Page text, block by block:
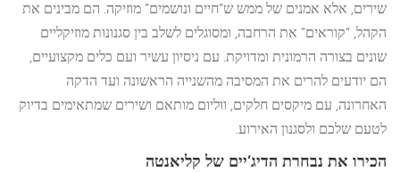
שירים, אלא אמנים של ממש ש”חיים ונושמים” מוזיקה. הם מבינים את
הקהל, “קוראים” את הרחבה, ומסוגלים לשלב בין סגנונות מוזיקליים
שונים בצורה הרמונית ומדויקת. עם ניסיון עשיר ועם כלים מקצועיים,
הם יודעים להרים את המסיבה מהשנייה הראשונה ועד הדקה
האחרונה, עם מיקסים חלקים, ווליום מותאם ושירים שמתאימים בדיוק
לטעם שלכם ולסגנון האירוע.
הכירו את נבחרת הדיג’יים של קליאנטה